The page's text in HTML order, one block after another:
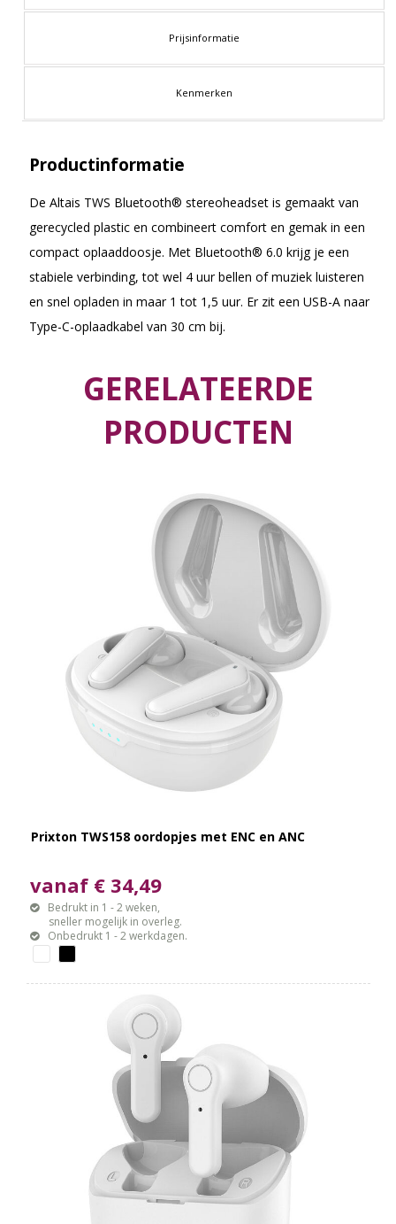
Prijsinformatie
Kenmerken
Productinformatie
De Altais TWS Bluetooth® stereoheadset is gemaakt van
gerecycled plastic en combineert comfort en gemak in een
compact oplaaddoosje. Met Bluetooth® 6.0 krijg je een
stabiele verbinding, tot wel 4 uur bellen of muziek luisteren
en snel opladen in maar 1 tot 1,5 uur. Er zit een USB-A naar
Type-C-oplaadkabel van 30 cm bij.
GERELATEERDE
PRODUCTEN
Prixton TWS158 oordopjes met ENC en ANC
vanaf € 34,49
Bedrukt in 1 - 2 weken,
sneller mogelijk in overleg.
Onbedrukt 1 - 2 werkdagen.